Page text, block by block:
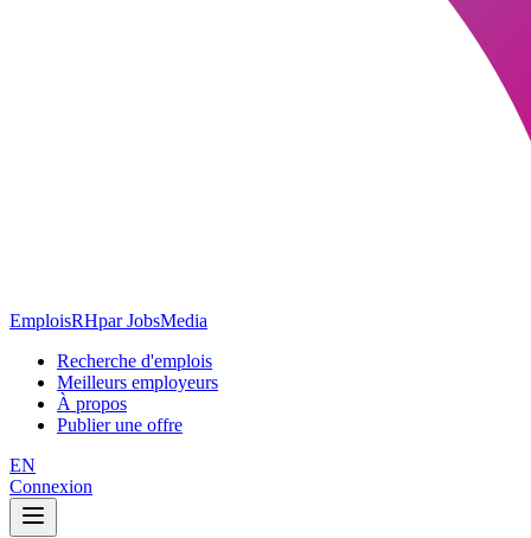
EmploisRHpar JobsMedia
Recherche d'emplois
Meilleurs employeurs
À propos
Publier une offre
EN
Connexion